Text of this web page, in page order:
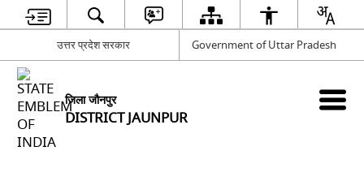
उत्तर प्रदेश सरकार Government of Uttar Pradesh
जिला जौनपुर
DISTRICT JAUNPUR